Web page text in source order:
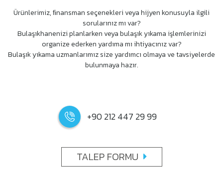
Ürünlerimiz, ﬁnansman seçenekleri veya hijyen konusuyla ilgili
sorularınız mı var?
Bulaşıkhanenizi planlarken veya bulaşık yıkama işlemlerinizi
organize ederken yardıma mı ihtiyacınız var?
Bulaşık yıkama uzmanlarımız size yardımcı olmaya ve tavsiyelerde
bulunmaya hazır.
+90 212 447 29 99
TALEP FORMU